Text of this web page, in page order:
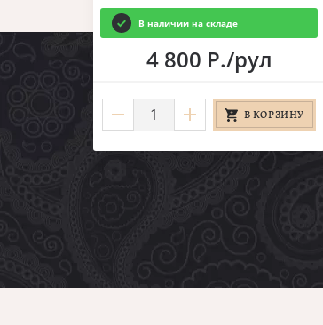
В наличии на складе
4 800 Р./рул
В КОРЗИНУ